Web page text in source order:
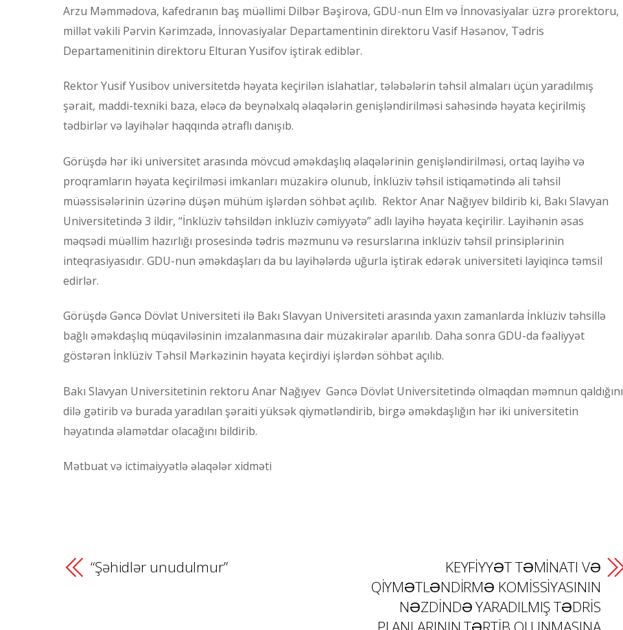
Arzu Məmmədova, kafedranın baş müəllimi Dilbər Bəşirova, GDU-nun Elm və İnnovasiyalar üzrə prorektoru,
millət vəkili Pərvin Kərimzadə, İnnovasiyalar Departamentinin direktoru Vasif Həsənov, Tədris
Departamenitinin direktoru Elturan Yusifov iştirak ediblər.
Rektor Yusif Yusibov universitetdə həyata keçirilən islahatlar, tələbələrin təhsil almaları üçün yaradılmış
şərait, maddi-texniki baza, eləcə də beynəlxalq əlaqələrin genişləndirilməsi sahəsində həyata keçirilmiş
tədbirlər və layihələr haqqında ətraflı danışıb.
Görüşdə hər iki universitet arasında mövcud əməkdaşlıq əlaqələrinin genişləndirilməsi, ortaq layihə və
proqramların həyata keçirilməsi imkanları müzakirə olunub, İnklüziv təhsil istiqamətində ali təhsil
müəssisələrinin üzərinə düşən mühüm işlərdən söhbət açılıb. Rektor Anar Nağıyev bildirib ki, Bakı Slavyan
Universitetində 3 ildir, “İnklüziv təhsildən inklüziv cəmiyyətə” adlı layihə həyata keçirilir. Layihənin əsas
məqsədi müəllim hazırlığı prosesində tədris məzmunu və resurslarına inklüziv təhsil prinsiplərinin
inteqrasiyasıdır. GDU-nun əməkdaşları da bu layihələrdə uğurla iştirak edərək universiteti layiqincə təmsil
edirlər.
Görüşdə Gəncə Dövlət Universiteti ilə Bakı Slavyan Universiteti arasında yaxın zamanlarda İnklüziv təhsillə
bağlı əməkdaşlıq müqaviləsinin imzalanmasına dair müzakirələr aparılıb. Daha sonra GDU-da fəaliyyət
göstərən İnklüziv Təhsil Mərkəzinin həyata keçirdiyi işlərdən söhbət açılıb.
Bakı Slavyan Universitetinin rektoru Anar Nağıyev Gəncə Dövlət Universitetində olmaqdan məmnun qaldığını
dilə gətirib və burada yaradılan şəraiti yüksək qiymətləndirib, birgə əməkdaşlığın hər iki universitetin
həyatında əlamətdar olacağını bildirib.
Mətbuat və ictimaiyyətlə əlaqələr xidməti
“Şəhidlər unudulmur”
KEYFİYYƏT TƏMİNATI VƏ
QİYMƏTLƏNDİRMƏ KOMİSSİYASININ
NƏZDİNDƏ YARADILMIŞ TƏDRİS